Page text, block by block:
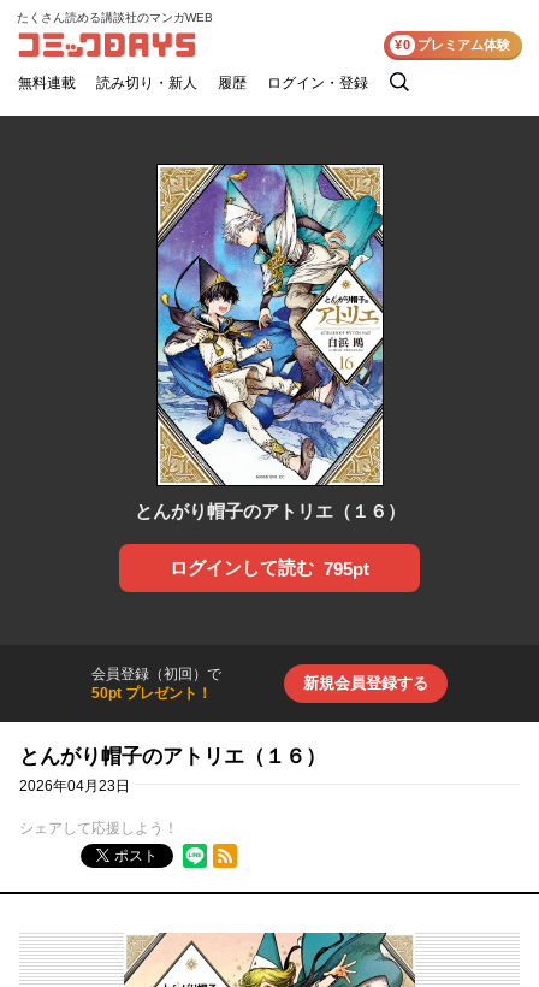
コミックDAYS
たくさん読める講談社のマンガWEB
無料連載 読み切り・新人 履歴 ログイン・登録
検
¥0 プレミアム体験
とんがり帽子のアトリエ（１６）
ログインして読む 795pt
会員登録（初回）で
50pt プレゼント！
新規会員登録する
とんがり帽子のアトリエ（１６）
2026年04月23日
シェアして応援しよう！
ポスト
RSSフィード